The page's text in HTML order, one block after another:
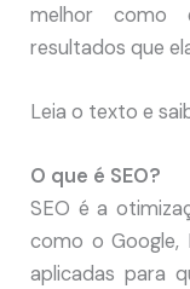
melhor como
resultados que
Leia o texto e
O que é SEO?
SEO é a
como o Google,
aplicadas para